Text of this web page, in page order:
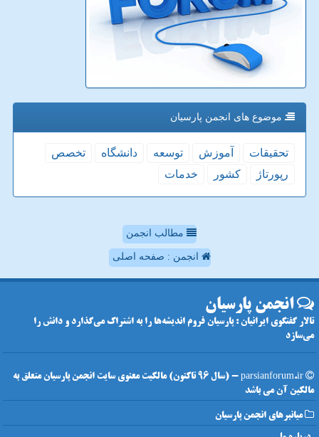
موضوع های انجمن پارسیان
تحقیقات آموزش توسعه دانشگاه
تخصص
رپورتاژ
كشور خدمات
مطالب انجمن
انجمن : صفحه اصلی
انجمن پارسیان
تالار گفتگوی ایرانیان : پارسیان فروم اندیشه‌ها را به اشتراک می‌گذارد و دانش را
می‌سازد
parsianforum.ir - (سال 96 تاکنون) مالکیت معنوی سایت انجمن پارسیان متعلق به
مالکین آن می باشد
میانبرهای انجمن پارسیان